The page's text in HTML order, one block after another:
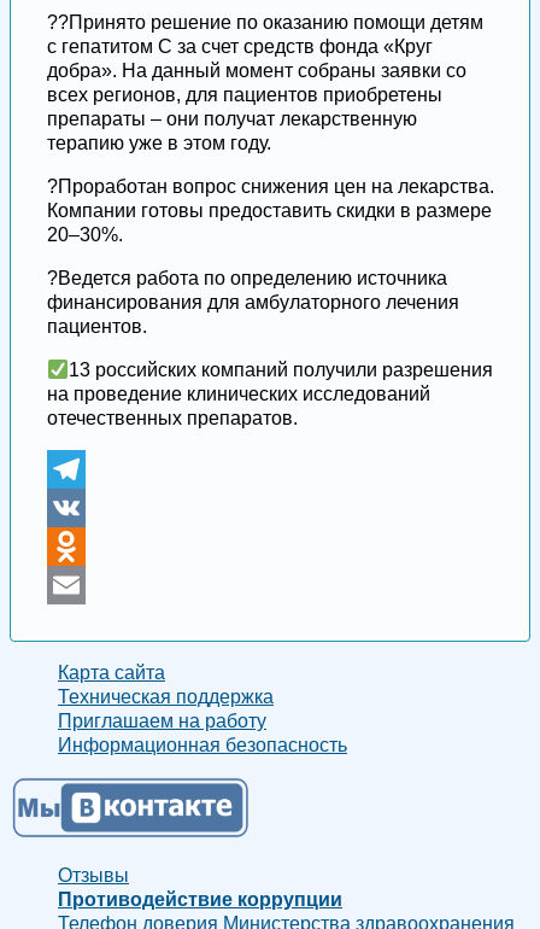
??Принято решение по оказанию помощи детям
с гепатитом C за счет средств фонда «Круг
добра». На данный момент собраны заявки со
всех регионов, для пациентов приобретены
препараты – они получат лекарственную
терапию уже в этом году.
?Проработан вопрос снижения цен на лекарства.
Компании готовы предоставить скидки в размере
20–30%.
?Ведется работа по определению источника
финансирования для амбулаторного лечения
пациентов.
13 российских компаний получили разрешения
на проведение клинических исследований
отечественных препаратов.
Telegram
VK
Odnoklassniki
Карта сайта
Техническая поддержка
Приглашаем на работу
Информационная безопасность
Отзывы
Противодействие коррупции
Телефон доверия Министерства здравоохранения